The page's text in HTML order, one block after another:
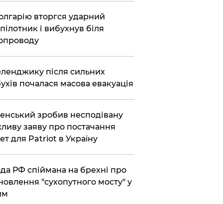
вторгся ударний
і вибухнув біля
після сильних
почалася масова евакуація
зробив несподівану
заяву про постачання
для Patriot в Україну
РФ спіймана на брехні про
"сухопутного мосту" у